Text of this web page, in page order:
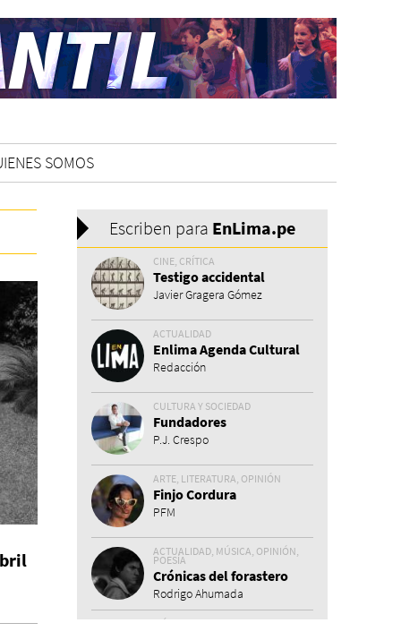
SOMOS
Escriben para EnLima.pe
CINE, CRÍTICA
Testigo accidental
Javier Gragera Gómez
ACTUALIDAD
Enlima Agenda Cultural
Redacción
CULTURA Y SOCIEDAD
Fundadores
P.J. Crespo
ARTE, LITERATURA, OPINIÓN
Finjo Cordura
PFM
ACTUALIDAD, MÚSICA, OPINIÓN,
POESÍA
Crónicas del forastero
Rodrigo Ahumada
MÚSICA